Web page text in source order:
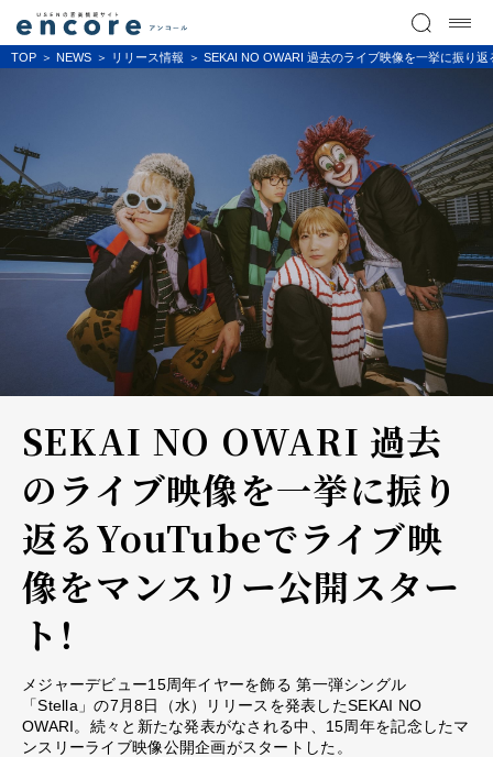
TOP NEWS リリース情報 SEKAI NO OWARI 過去のライブ映像を一挙に振り
SEKAI NO OWARI 過去
のライブ映像を一挙に振り
返るYouTubeでライブ映
像をマンスリー公開スター
ト！
メジャーデビュー15周年イヤーを飾る 第一弾シングル
「Stella」の7月8日（水）リリースを発表したSEKAI NO
OWARI。続々と新たな発表がなされる中、15周年を記念したマ
ンスリーライブ映像公開企画がスタートした。